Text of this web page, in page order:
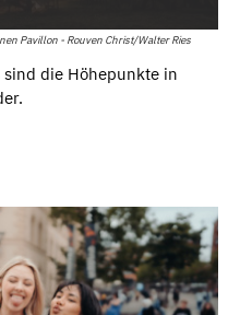
Pavillon - Rouven Christ/Walter Ries
die Höhepunkte in